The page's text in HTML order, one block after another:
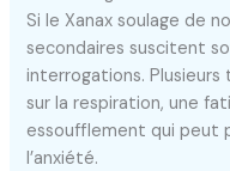
Si le Xanax soulage de
secondaires suscitent
interrogations.
sur la respiration, une
essoufflement qui peut
l’anxiété.